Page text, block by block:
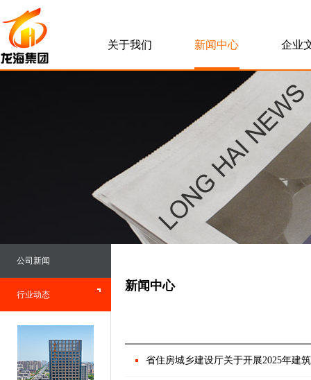
关于我们 新闻中心 企业
公司新闻
行业动态
新闻中心
省住房城乡建设厅关于开展2025年建